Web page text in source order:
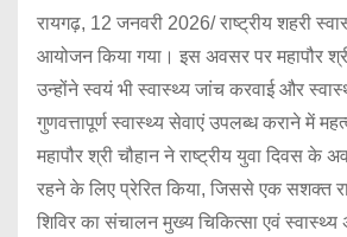
रायगढ़, 12 जनवरी 2026/ राष्ट्रीय शहरी
आयोजन किया गया। इस अवसर पर महापौर
उन्होंने स्वयं भी स्वास्थ्य जांच करवाई और
गुणवत्तापूर्ण स्वास्थ्य सेवाएं उपलब्ध कराने में
महापौर श्री चौहान ने राष्ट्रीय युवा दिवस
रहने के लिए प्रेरित किया, जिससे एक सशक्त
शिविर का संचालन मुख्य चिकित्सा एवं